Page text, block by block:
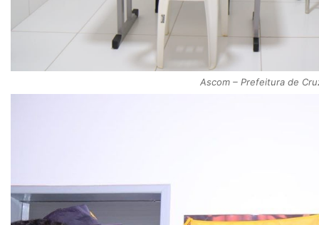
Ascom – Prefeitura de